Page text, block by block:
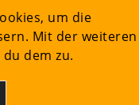
um die
Mit der weiteren
dem zu.